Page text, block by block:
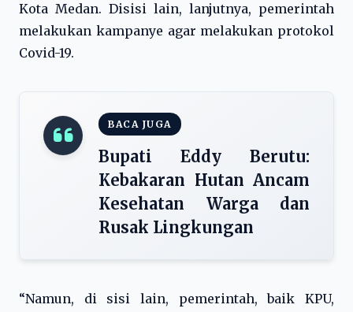
Kota Medan. Disisi lain, lanjutnya, pemerintah
melakukan kampanye agar melakukan protokol
Covid-19.
BACA JUGA
Bupati Eddy Berutu:
Kebakaran Hutan Ancam
Kesehatan Warga dan
Rusak Lingkungan
“Namun, di sisi lain, pemerintah, baik KPU,